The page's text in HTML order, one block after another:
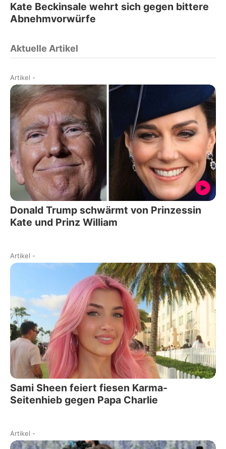
Kate Beckinsale wehrt sich gegen bittere
Abnehmvorwürfe
Aktuelle Artikel
Artikel -
Donald Trump schwärmt von Prinzessin
Kate und Prinz William
Artikel -
Sami Sheen feiert fiesen Karma-
Seitenhieb gegen Papa Charlie
Artikel -